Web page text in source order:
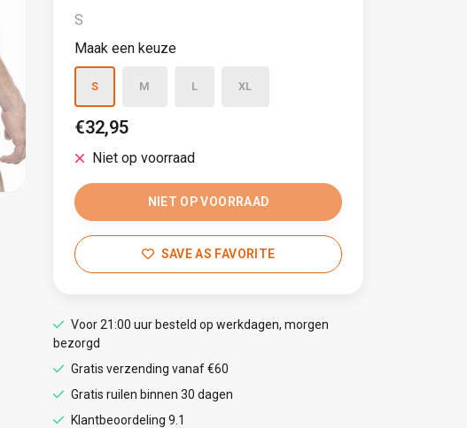
S
Maak een keuze
S M L XL
€32,95
Niet op voorraad
NIET OP VOORRAAD
SAVE AS FAVORITE
Voor 21:00 uur besteld op werkdagen, morgen
bezorgd
Gratis verzending vanaf €60
Gratis ruilen binnen 30 dagen
Klantbeoordeling 9.1